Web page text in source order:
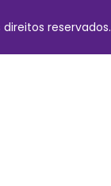
reservados.